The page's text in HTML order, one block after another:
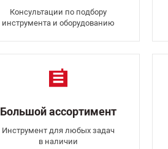
Консультации по подбору
инструмента и оборудованию
Большой ассортимент
Инструмент для любых задач
в наличии